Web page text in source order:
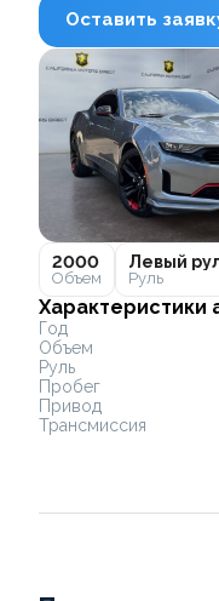
Оставить
2000
Объем
Левый
Руль
Характеристики
Год
Объем
Руль
Пробег
Привод
Трансмиссия